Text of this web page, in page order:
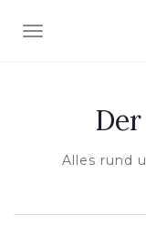
NAVIGATION
Alles rund